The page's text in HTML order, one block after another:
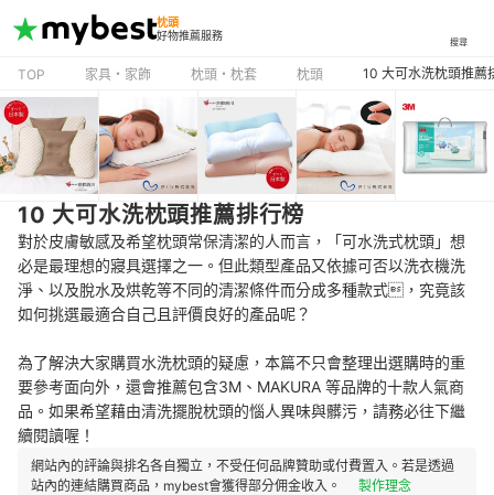
枕頭
好物推薦服務
搜尋
TOP 家具・家飾 枕頭・枕套 枕頭 10 大可水洗枕頭推薦
10 大可水洗枕頭推薦排行榜
對於皮膚敏感及希望枕頭常保清潔的人而言，「可水洗式枕頭」想
必是最理想的寢具選擇之一。但此類型產品又依據可否以洗衣機洗
淨、以及脫水及烘乾等不同的清潔條件而分成多種款式，究竟該
如何挑選最適合自己且評價良好的產品呢？
為了解決大家購買水洗枕頭的疑慮，本篇不只會整理出選購時的重
要參考面向外，還會推薦包含3M、MAKURA 等品牌的十款人氣商
品。如果希望藉由清洗擺脫枕頭的惱人異味與髒污，請務必往下繼
續閱讀喔！
網站內的評論與排名各自獨立，不受任何品牌贊助或付費置入。若是透過
站內的連結購買商品，mybest會獲得部分佣金收入。
製作理念